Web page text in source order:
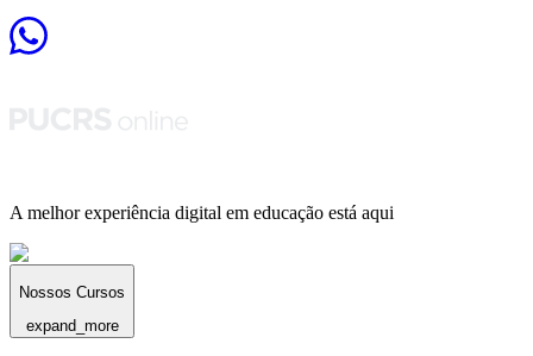
A melhor experiência digital em educação está aqui
Nossos Cursos
expand_more